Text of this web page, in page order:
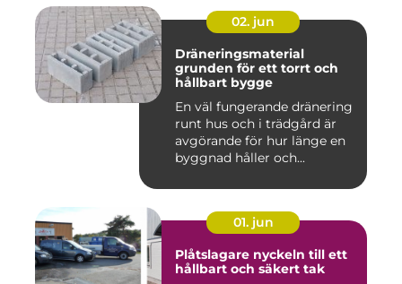
02. jun
Dräneringsmaterial
grunden för ett torrt och
hållbart bygge
En väl fungerande dränering
runt hus och i trädgård är
avgörande för hur länge en
byggnad håller och...
01. jun
Plåtslagare nyckeln till ett
hållbart och säkert tak